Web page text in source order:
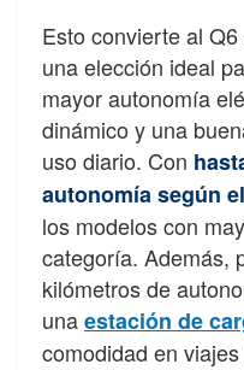
Esto convierte al
una elección ideal
mayor autonomía
dinámico y una
uso diario. Con
autonomía según
los modelos con
categoría. Además,
kilómetros de
unaestación de
comodidad en